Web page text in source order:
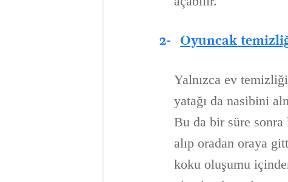
2- Oyuncak
Yalnızca ev
yatağı da nasibini
Bu da bir süre sonra
alıp oradan oraya
koku oluşumu